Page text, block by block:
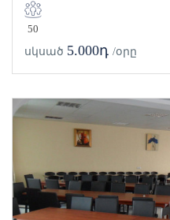
50
սկսած 5.000դ /օրը